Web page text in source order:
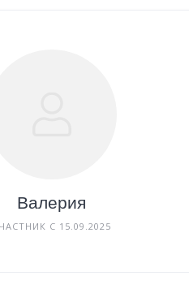
Валерия
С 15.09.2025